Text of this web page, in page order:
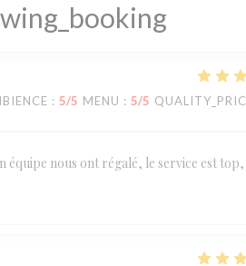
: 5/5 MENU : 5/5
équipe nous ont régalé, le service est top,